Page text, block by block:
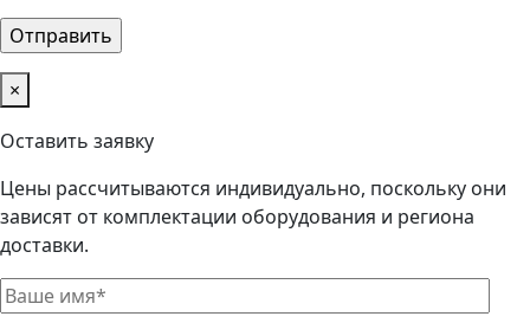
×
Оставить заявку
Цены рассчитываются индивидуально, поскольку они
зависят от комплектации оборудования и региона
доставки.